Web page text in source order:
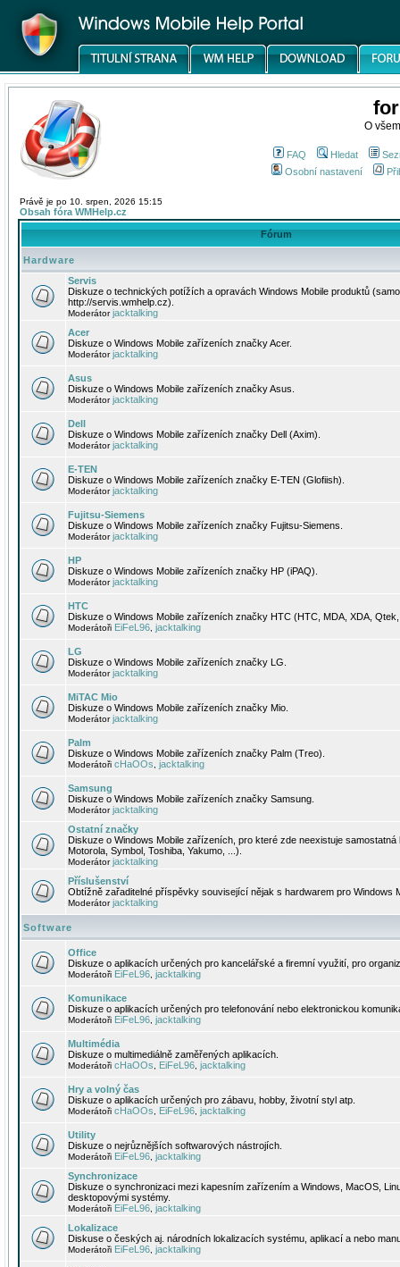
O
FAQ Hledat
Osobní nastavení
Právě je po 10. srpen, 2026 15:15
Obsah fóra WMHelp.cz
Fórum
Hardware
Servis
Diskuze o technických potížích a opravách Windows Mobile produktů
http://servis.wmhelp.cz).
Moderátorjacktalking
Acer
Diskuze o Windows Mobile zařízeních značky Acer.
Moderátorjacktalking
Asus
Diskuze o Windows Mobile zařízeních značky Asus.
Moderátorjacktalking
Dell
Diskuze o Windows Mobile zařízeních značky Dell (Axim).
Moderátorjacktalking
E-TEN
Diskuze o Windows Mobile zařízeních značky E-TEN (Glofiish).
Moderátorjacktalking
Fujitsu-Siemens
Diskuze o Windows Mobile zařízeních značky Fujitsu-Siemens.
Moderátorjacktalking
HP
Diskuze o Windows Mobile zařízeních značky HP (iPAQ).
Moderátorjacktalking
HTC
Diskuze o Windows Mobile zařízeních značky HTC (HTC, MDA, XDA,
Moderátoři EiFeL96 jacktalking
LG
Diskuze o Windows Mobile zařízeních značky LG.
Moderátorjacktalking
MiTAC Mio
Diskuze o Windows Mobile zařízeních značky Mio.
Moderátorjacktalking
Palm
Diskuze o Windows Mobile zařízeních značky Palm (Treo).
Moderátoři cHaOOs jacktalking
Samsung
Diskuze o Windows Mobile zařízeních značky Samsung.
Moderátorjacktalking
Ostatní značky
Diskuze o Windows Mobile zařízeních, pro které zde neexistuje
Motorola, Symbol, Toshiba, Yakumo, ...).
Moderátorjacktalking
Příslušenství
Obtížně zařaditelné příspěvky související nějak s hardwarem pro Windows
Moderátorjacktalking
Software
Office
Diskuze o aplikacích určených pro kancelářské a firemní využití, pro
Moderátoři EiFeL96 jacktalking
Komunikace
Diskuze o aplikacích určených pro telefonování nebo elektronickou
Moderátoři EiFeL96 jacktalking
Multimédia
Diskuze o multimediálně zaměřených aplikacích.
Moderátoři cHaOOs EiFeL96 jacktalking
Hry a volný čas
Diskuze o aplikacích určených pro zábavu, hobby, životní styl atp.
Moderátoři cHaOOs EiFeL96 jacktalking
Utility
Diskuze o nejrůznějších softwarových nástrojích.
Moderátoři EiFeL96 jacktalking
Synchronizace
Diskuze o synchronizaci mezi kapesním zařízením a Windows, MacOS,
desktopovými systémy.
Moderátoři EiFeL96 jacktalking
Lokalizace
Diskuse o českých aj. národních lokalizacích systému, aplikací a nebo
Moderátoři EiFeL96 jacktalking